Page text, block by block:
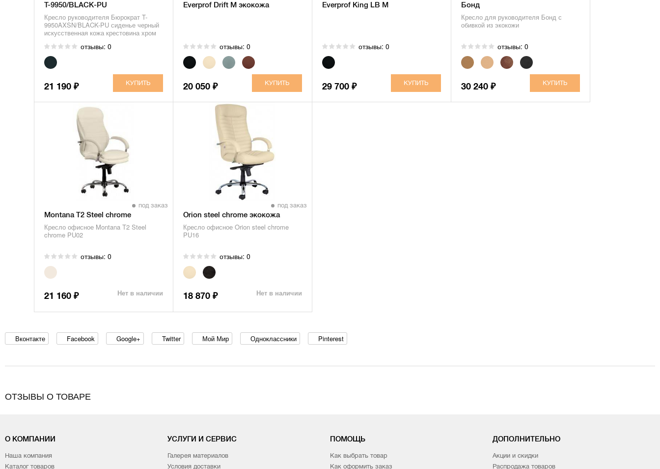
T-9950/BLACK-PU
Кресло руководителя Бюрократ T-
9950AXSN/BLACK-PU сиденье черный
искусственная кожа крестовина хром
отзывы: 0
21 190 ₽
Everprof Drift M экокожа
отзывы: 0
20 050 ₽
Everprof King LB M
отзывы: 0
29 700 ₽
Бонд
Кресло для руководителя Бонд с
обивкой из экокожи
отзывы: 0
30 240 ₽
под заказ
Montana T2 Steel chrome
Кресло офисное Montana T2 Steel
chrome PU02
отзывы: 0
21 160 ₽ Нет в наличии
под заказ
Orion steel chrome экокожа
Кресло офисное Orion steel chrome
PU16
отзывы: 0
18 870 ₽ Нет в наличии
Вконтакте Facebook Google+ Twitter Мой Мир Одноклассники Pinterest
ОТЗЫВЫ О ТОВАРЕ
О КОМПАНИИ
Наша компания
Каталог товаров
УСЛУГИ И СЕРВИС
Галерея материалов
Условия доставки
ПОМОЩЬ
Как выбрать товар
Как оформить заказ
ДОПОЛНИТЕЛЬНО
Акции и скидки
Распродажа товаров